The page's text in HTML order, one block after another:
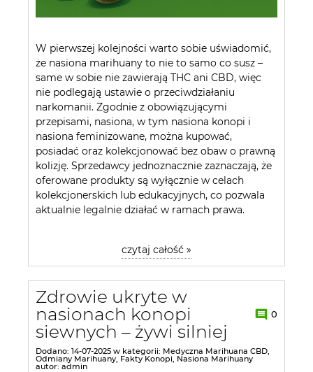
W pierwszej kolejności warto sobie uświadomić,
że nasiona marihuany to nie to samo co susz –
same w sobie nie zawierają THC ani CBD, więc
nie podlegają ustawie o przeciwdziałaniu
narkomanii. Zgodnie z obowiązującymi
przepisami, nasiona, w tym nasiona konopi i
nasiona feminizowane, można kupować,
posiadać oraz kolekcjonować bez obaw o prawną
kolizję. Sprzedawcy jednoznacznie zaznaczają, że
oferowane produkty są wyłącznie w celach
kolekcjonerskich lub edukacyjnych, co pozwala
aktualnie legalnie działać w ramach prawa.
czytaj całość »
Zdrowie ukryte w
nasionach konopi
siewnych – żywi silniej
0
Dodano: 14-07-2025 w kategorii: Medyczna Marihuana CBD,
Odmiany Marihuany, Fakty Konopi, Nasiona Marihuany
autor: admin